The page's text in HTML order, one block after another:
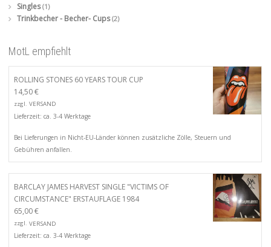
Singles (1)
Trinkbecher - Becher- Cups (2)
MotL empfiehlt
ROLLING STONES 60 YEARS TOUR CUP
14,50€
zzgl. VERSAND
Lieferzeit: ca. 3-4 Werktage
Bei Lieferungen in Nicht-EU-Länder können zusätzliche Zölle, Steuern und
Gebühren anfallen.
BARCLAY JAMES HARVEST SINGLE "VICTIMS OF
CIRCUMSTANCE" ERSTAUFLAGE 1984
65,00€
zzgl. VERSAND
Lieferzeit: ca. 3-4 Werktage